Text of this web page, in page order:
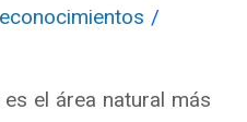
/
el área natural más